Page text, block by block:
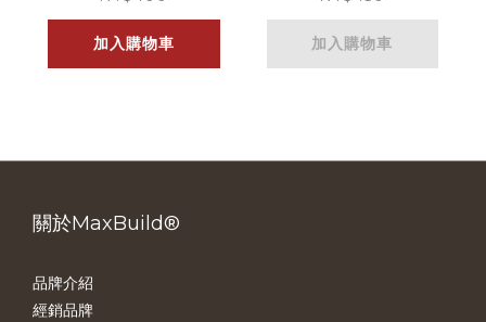
加入購物車 加入購物車
關於MaxBuild®
品牌介紹
經銷品牌